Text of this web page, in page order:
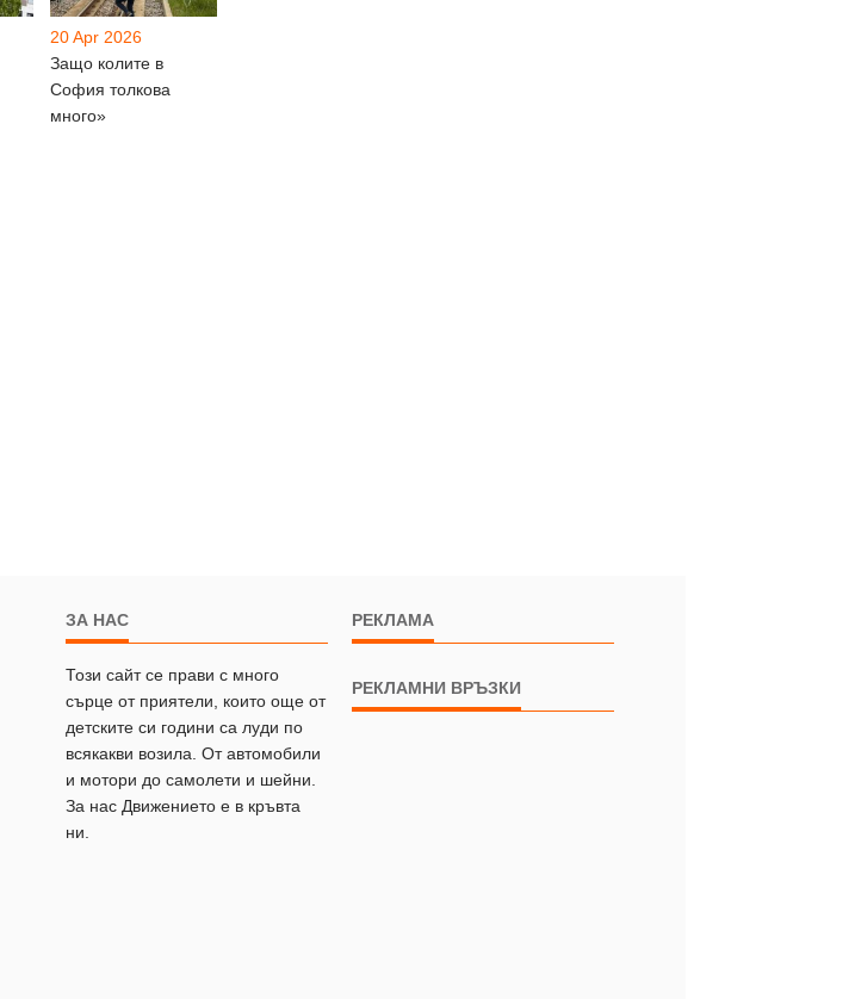
20 Apr 2026
Защо колите в
София толкова
много»
ЗА НАС
Този сайт се прави с много
сърце от приятели, които още от
детските си години са луди по
всякакви возила. От автомобили
и мотори до самолети и шейни.
За нас Движението е в кръвта
ни.
РЕКЛАМА
РЕКЛАМНИ ВРЪЗКИ